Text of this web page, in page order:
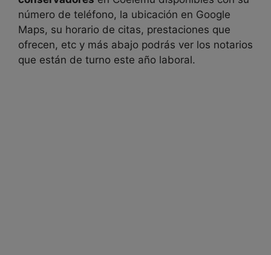
número de teléfono, la ubicación en Google
Maps, su horario de citas, prestaciones que
ofrecen, etc y más abajo podrás ver los notarios
que están de turno este año laboral.